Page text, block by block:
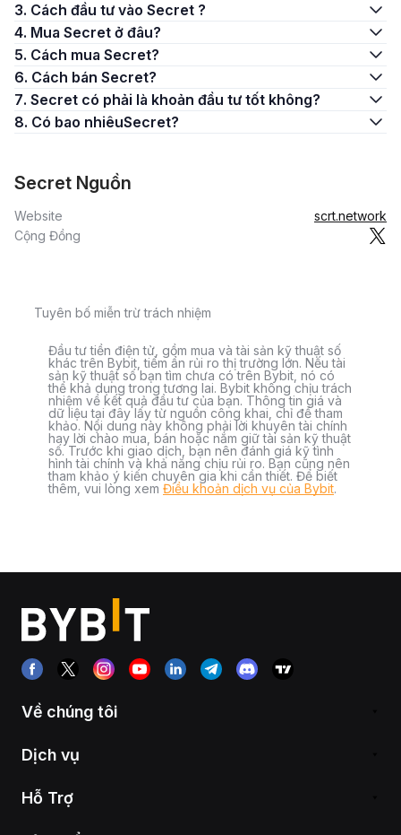
3. Cách đầu tư vào Secret ?
4. Mua Secret ở đâu?
5. Cách mua Secret?
6. Cách bán Secret?
7. Secret có phải là khoản đầu tư tốt không?
8. Có bao nhiêuSecret?
Secret Nguồn
Website
scrt.network
Cộng Đồng
Tuyên bố miễn trừ trách nhiệm
Đầu tư tiền điện tử, gồm mua và tài sản kỹ thuật số
khác trên Bybit, tiềm ẩn rủi ro thị trường lớn. Nếu tài
sản kỹ thuật số bạn tìm chưa có trên Bybit, nó có
thể khả dụng trong tương lai. Bybit không chịu trách
nhiệm về kết quả đầu tư của bạn. Thông tin giá và
dữ liệu tại đây lấy từ nguồn công khai, chỉ để tham
khảo. Nội dung này không phải lời khuyên tài chính
hay lời chào mua, bán hoặc nắm giữ tài sản kỹ thuật
số. Trước khi giao dịch, bạn nên đánh giá kỹ tình
hình tài chính và khả năng chịu rủi ro. Bạn cũng nên
tham khảo ý kiến chuyên gia khi cần thiết. Để biết
thêm, vui lòng xem Điều khoản dịch vụ của Bybit.
Về chúng tôi
Dịch vụ
Hỗ Trợ